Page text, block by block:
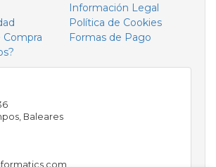
Información Legal
Política de Cookies
Compra
Formas de Pago
Baleares